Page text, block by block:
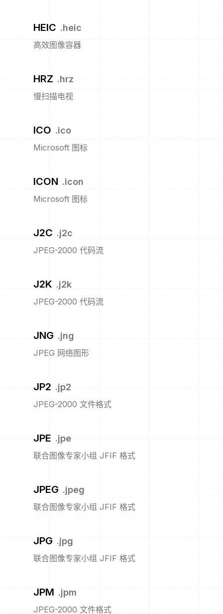
HEIC .heic
高效图像容器
HRZ .hrz
慢扫描电视
ICO .ico
Microsoft 图标
ICON .icon
Microsoft 图标
J2C .j2c
JPEG-2000 代码流
J2K .j2k
JPEG-2000 代码流
JNG .jng
JPEG 网络图形
JP2 .jp2
JPEG-2000 文件格式
JPE .jpe
联合图像专家小组 JFIF 格式
JPEG .jpeg
联合图像专家小组 JFIF 格式
JPG .jpg
联合图像专家小组 JFIF 格式
JPM .jpm
JPEG-2000 文件格式